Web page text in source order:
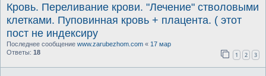
Кровь. Переливание крови. "Лечение" стволовыми
клетками. Пуповинная кровь + плацента. ( этот
пост не индексиру
Последнее сообщение www.zarubezhom.com « 17 мар
Ответы: 18 1 2 3